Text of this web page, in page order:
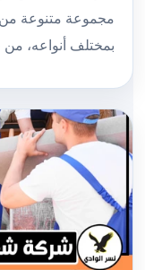
مجموعة متنوعة من
بمختلف أنواعه،